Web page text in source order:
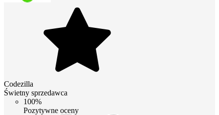
Codezilla
Świetny sprzedawca
100%
Pozytywne oceny